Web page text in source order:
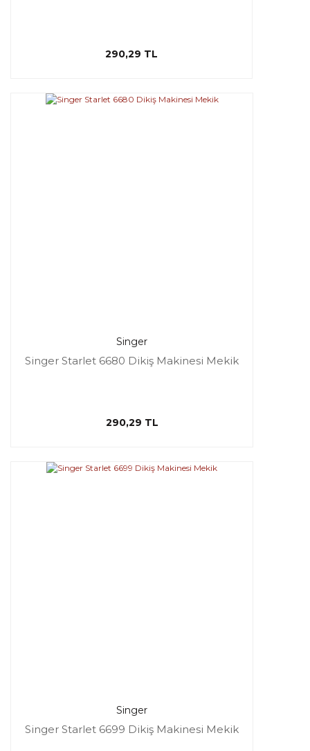
290,29 TL
Singer
Singer Starlet 6680 Dikiş Makinesi Mekik
290,29 TL
Singer
Singer Starlet 6699 Dikiş Makinesi Mekik